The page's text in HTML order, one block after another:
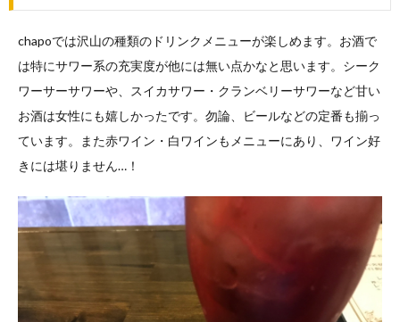
chapoでは沢山の種類のドリンクメニューが楽しめます。お酒で
は特にサワー系の充実度が他には無い点かなと思います。シーク
ワーサーサワーや、スイカサワー・クランベリーサワーなど甘い
お酒は女性にも嬉しかったです。勿論、ビールなどの定番も揃っ
ています。また赤ワイン・白ワインもメニューにあり、ワイン好
きには堪りません…！